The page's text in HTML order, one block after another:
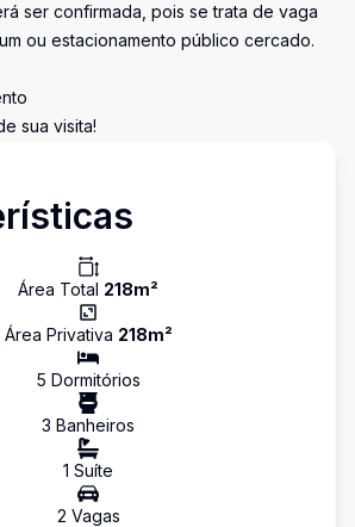
ser confirmada, pois se trata de vaga
ou estacionamento público cercado.
sua visita!
Área Total 218m²
Área Privativa 218m²
5 Dormitórios
3 Banheiros
1 Suíte
2 Vagas